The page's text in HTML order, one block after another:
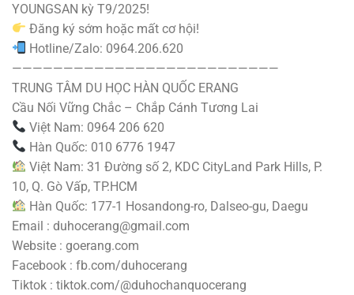
YOUNGSAN kỳ T9/2025!
Đăng ký sớm hoặc mất cơ hội!
Hotline/Zalo: 0964.206.620
——————————————————————————
TRUNG TÂM DU HỌC HÀN QUỐC ERANG
Cầu Nối Vững Chắc – Chắp Cánh Tương Lai
Việt Nam: 0964 206 620
Hàn Quốc: 010 6776 1947
Việt Nam: 31 Đường số 2, KDC CityLand Park Hills, P.
10, Q. Gò Vấp, TP.HCM
Hàn Quốc: 177-1 Hosandong-ro, Dalseo-gu, Daegu
Email : duhocerang@gmail.com
Website : goerang.com
Facebook : fb.com/duhocerang
Tiktok : tiktok.com/@duhochanquocerang